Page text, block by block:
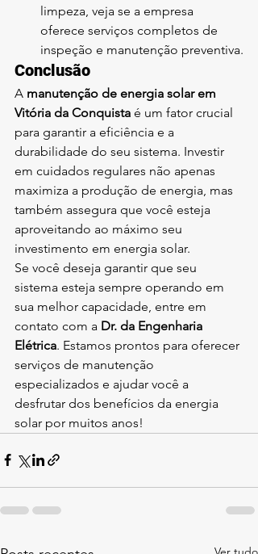
limpeza, veja se a empresa
oferece serviços completos de
inspeção e manutenção preventiva.
Conclusão
A manutenção de energia solar em
Vitória da Conquista é um fator crucial
para garantir a eficiência e a
durabilidade do seu sistema. Investir
em cuidados regulares não apenas
maximiza a produção de energia, mas
também assegura que você esteja
aproveitando ao máximo seu
investimento em energia solar.
Se você deseja garantir que seu
sistema esteja sempre operando em
sua melhor capacidade, entre em
contato com a Dr. da Engenharia
Elétrica. Estamos prontos para oferecer
serviços de manutenção
especializados e ajudar você a
desfrutar dos benefícios da energia
solar por muitos anos!